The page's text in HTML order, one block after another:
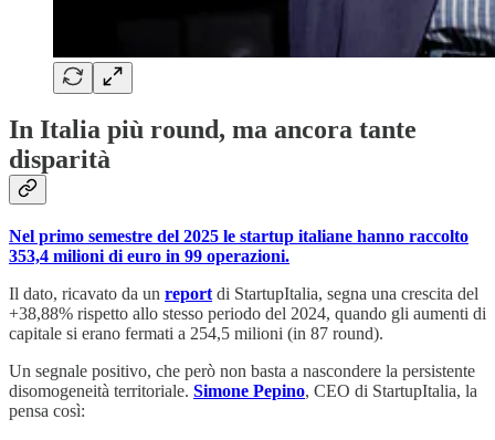
In Italia più round, ma ancora tante
disparità
Nel primo semestre del 2025 le startup italiane hanno raccolto
353,4 milioni di euro in 99 operazioni.
Il dato, ricavato da un report di StartupItalia, segna una crescita del
+38,88% rispetto allo stesso periodo del 2024, quando gli aumenti di
capitale si erano fermati a 254,5 milioni (in 87 round).
Un segnale positivo, che però non basta a nascondere la persistente
disomogeneità territoriale. Simone Pepino, CEO di StartupItalia, la
pensa così: